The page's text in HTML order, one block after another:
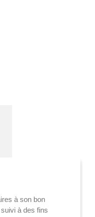
à son bon
à des fins